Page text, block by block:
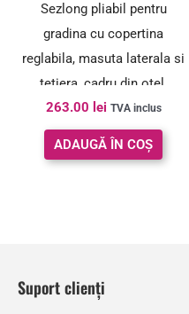
Sezlong pliabil pentru
gradina cu copertina
reglabila, masuta laterala si
tetiera, cadru din otel,
175x77x127 cm, negru
263.00 lei TVA inclus
ADAUGĂ ÎN COȘ
Suport clienți